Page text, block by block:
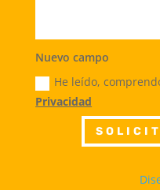
Nuevo campo
He leído,
Privacidad